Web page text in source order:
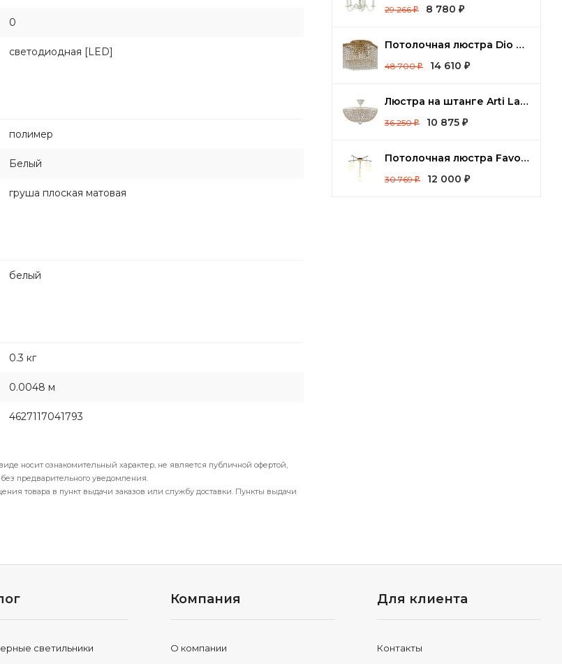
29 266₽ 8 780 ₽
Потолочная люстра Dio D’Arte Cremono Cremono E 1.2.24.100 G
48 700₽ 14 610 ₽
Люстра на штанге Arti Lampadari Nobile Nobile E 1.3.40.100 WG
36 250₽ 10 875 ₽
Потолочная люстра Favourite Paramount 3047-6P
30 769₽ 12 000 ₽
0
светодиодная [LED]
полимер
Белый
груша плоская матовая
белый
0.3 кг
0.0048 м
4627117041793
носит ознакомительный характер, не является публичной офертой,
предварительного уведомления.
товара в пункт выдачи заказов или службу доставки. Пункты выдачи
светильники
Компания
О компании
Для клиента
Контакты